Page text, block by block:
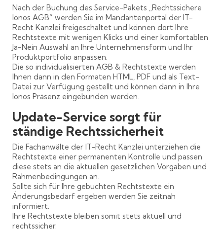
Nach der Buchung des Service-Pakets „Rechtssichere
Ionos AGB“ werden Sie im Mandantenportal der IT-
Recht Kanzlei freigeschaltet und können dort Ihre
Rechtstexte mit wenigen Klicks und einer komfortablen
Ja-Nein Auswahl an Ihre Unternehmensform und Ihr
Produktportfolio anpassen.
Die so individualisierten AGB & Rechtstexte werden
Ihnen dann in den Formaten HTML, PDF und als Text-
Datei zur Verfügung gestellt und können dann in Ihre
Ionos Präsenz eingebunden werden.
Update-Service sorgt für
ständige Rechtssicherheit
Die Fachanwälte der IT-Recht Kanzlei unterziehen die
Rechtstexte einer permanenten Kontrolle und passen
diese stets an die aktuellen gesetzlichen Vorgaben und
Rahmenbedingungen an.
Sollte sich für Ihre gebuchten Rechtstexte ein
Änderungsbedarf ergeben werden Sie zeitnah
informiert.
Ihre Rechtstexte bleiben somit stets aktuell und
rechtssicher.